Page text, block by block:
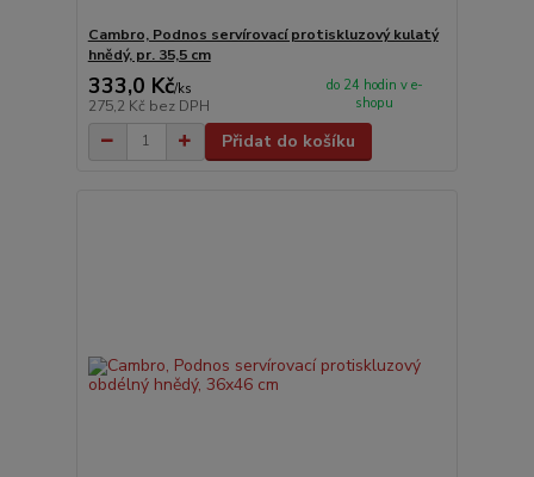
Cambro, Podnos servírovací protiskluzový kulatý
hnědý, pr. 35,5 cm
333,0 Kč/ks
275,2 Kč bez DPH
do 24 hodin v e-
shopu
Přidat do košíku